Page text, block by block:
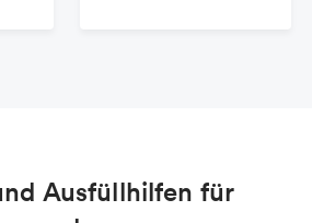
Ausfüllhilfen für